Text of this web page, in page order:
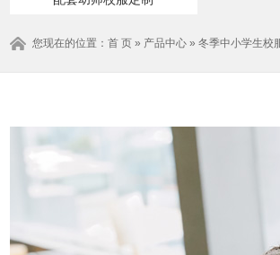
您现在的位置：首 页 » 产品中心 »冬季中小学生校